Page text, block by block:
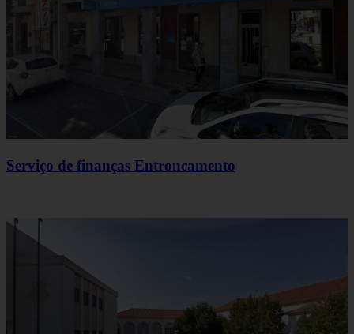
Serviço de finanças Entroncamento